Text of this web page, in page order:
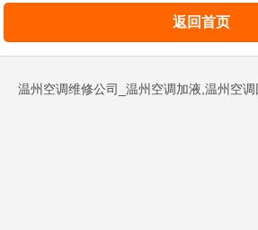
返回首页
温州空调维修公司_温州空调加液,温州空